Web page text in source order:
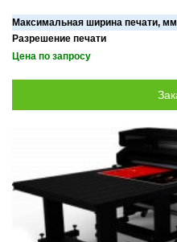
Максимальная ширина печати, мм
Разрешение печати
Цена по запросу